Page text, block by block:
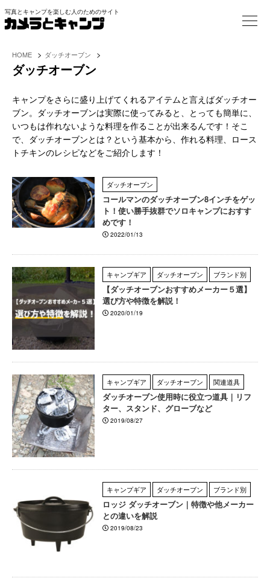
写真とキャンプを楽しむ人のためのサイト
HOME > ダッチオーブン >
ダッチオーブン
キャンプをさらに盛り上げてくれるアイテムと言えばダッチオー
ブン。ダッチオーブンは実際に使ってみると、とっても簡単に、
いつもは作れないような料理を作ることが出来るんです！そこ
で、ダッチオーブンとは？という基本から、作れる料理、ロース
トチキンのレシピなどをご紹介します！
ダッチオーブン
コールマンのダッチオーブン8インチをゲッ
ト！使い勝手抜群でソロキャンプにおすす
めです！
2022/01/13
キャンプギア ダッチオーブン ブランド別
【ダッチオーブンおすすめメーカー５選】
選び方や特徴を解説！
2020/01/19
キャンプギア ダッチオーブン 関連道具
ダッチオーブン使用時に役立つ道具｜リフ
ター、スタンド、グローブなど
2019/08/27
キャンプギア ダッチオーブン ブランド別
ロッジ ダッチオーブン｜特徴や他メーカー
との違いを解説
2019/08/23